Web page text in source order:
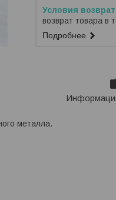
возврат товара в
Подробнее
металла.